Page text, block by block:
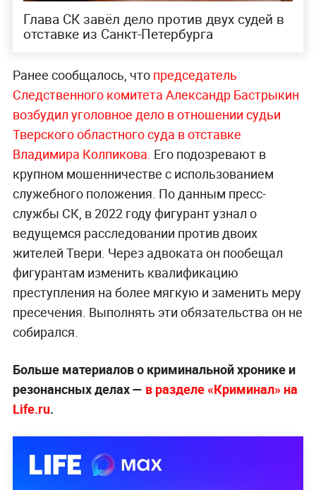
Глава СК завёл дело против двух судей в
отставке из Санкт-Петербурга
Ранее сообщалось, что председатель
Следственного комитета Александр Бастрыкин
возбудил уголовное дело в отношении судьи
Тверского областного суда в отставке
Владимира Колпикова. Его подозревают в
крупном мошенничестве с использованием
служебного положения. По данным пресс-
службы СК, в 2022 году фигурант узнал о
ведущемся расследовании против двоих
жителей Твери. Через адвоката он пообещал
фигурантам изменить квалификацию
преступления на более мягкую и заменить меру
пресечения. Выполнять эти обязательства он не
собирался.
Больше материалов о криминальной хронике и
резонансных делах — в разделе «Криминал» на
Life.ru.